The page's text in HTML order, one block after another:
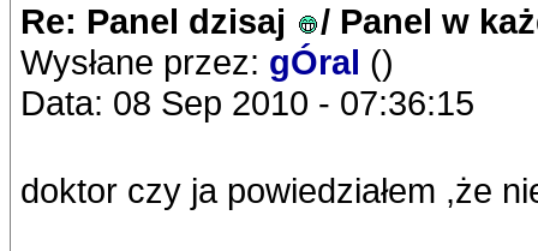
Re: Panel dzisaj
/ Panel w
Wysłane przez: gÓral ()
Data: 08 Sep 2010 - 07:36:15
doktor czy ja powiedziałem ,że